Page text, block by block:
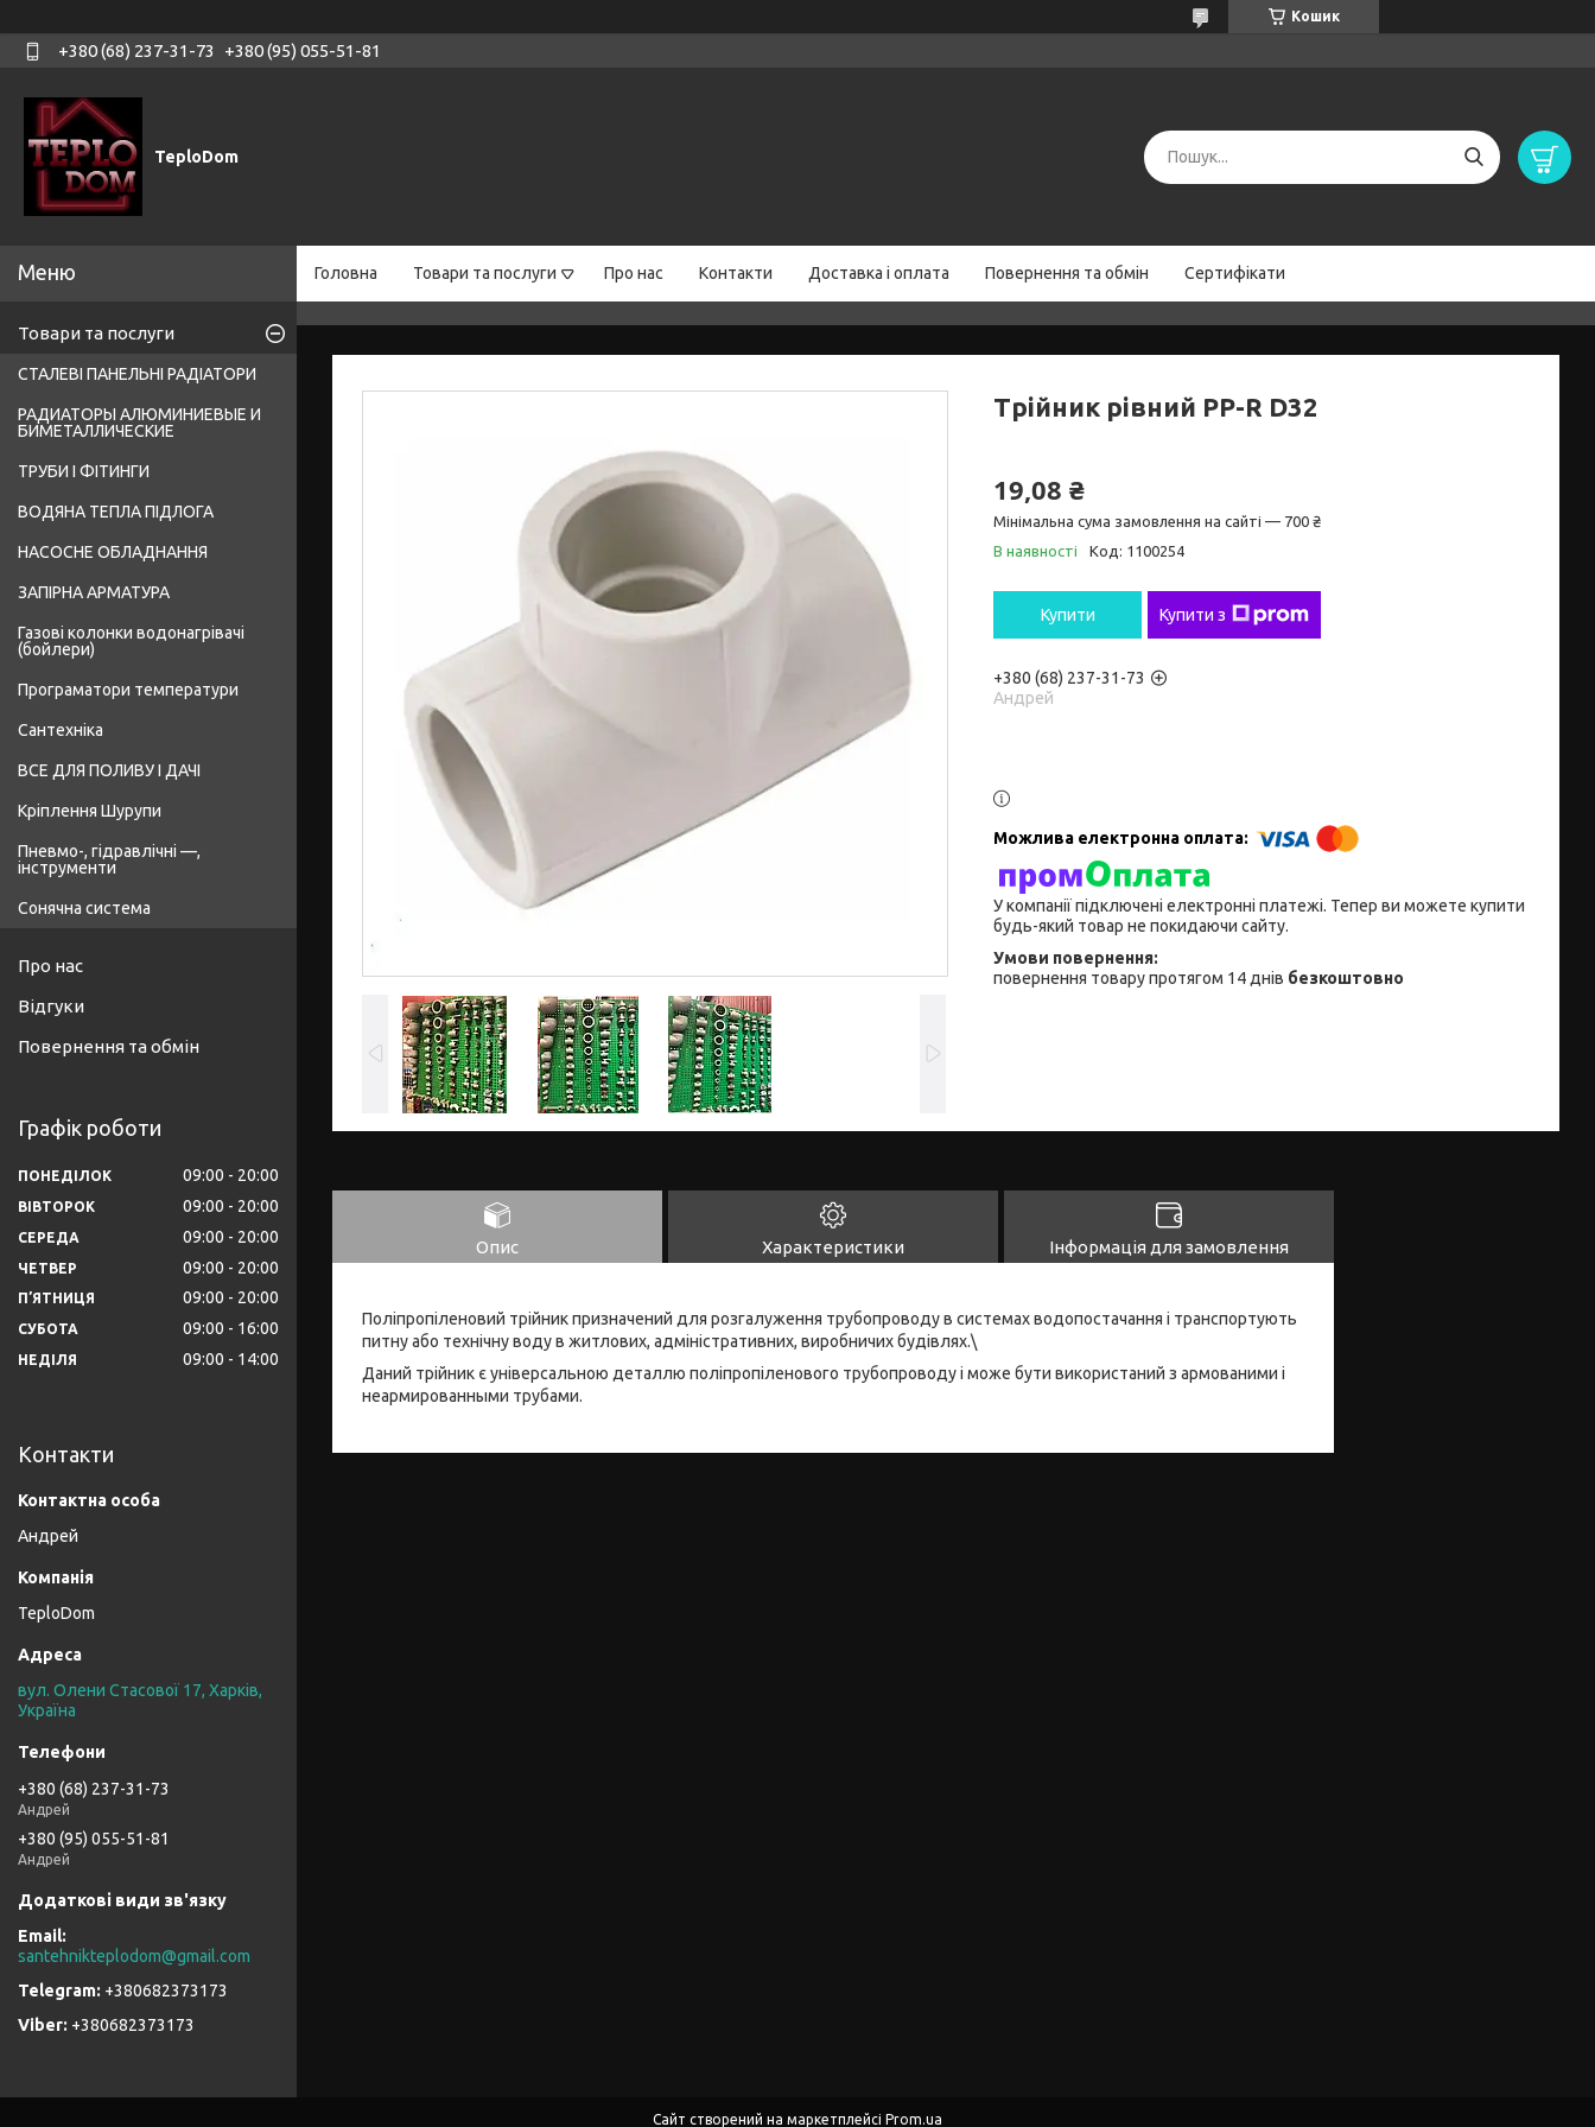
Кошик
+380 (68) 237-31-73 +380 (95) 055-51-81
TeploDom
Головна Товари та послуги Про нас Контакти Доставка і оплата Повернення та обмін Сертифікати
Трійник рівний PP-R D32
19,08 ₴
Мінімальна сума замовлення на сайті — 700 ₴
В наявності
Код: 1100254
Купити Купити з
+380 (68) 237-31-73
Андрей
У компанії підключені електронні платежі. Тепер ви можете купити
будь-який товар не покидаючи сайту.
повернення товару протягом 14 днів безкоштовно
Опис Характеристики Інформація для замовлення
Поліпропіленовий трійник призначений для розгалуження трубопроводу в системах водопостачання і транспортують
питну або технічну воду в житлових, адміністративних, виробничих будівлях.\
Даний трійник є універсальною деталлю поліпропіленового трубопроводу і може бути використаний з армованими і
неармированными трубами.
Товари та послуги
СТАЛЕВІ ПАНЕЛЬНІ РАДІАТОРИ
РАДИАТОРЫ АЛЮМИНИЕВЫЕ И
БИМЕТАЛЛИЧЕСКИЕ
ТРУБИ І ФІТИНГИ
ВОДЯНА ТЕПЛА ПІДЛОГА
НАСОСНЕ ОБЛАДНАННЯ
ЗАПІРНА АРМАТУРА
Газові колонки водонагрівачі
(бойлери)
Програматори температури
Сантехніка
ВСЕ ДЛЯ ПОЛИВУ І ДАЧІ
Кріплення Шурупи
Пневмо-, гідравлічні —,
інструменти
Сонячна система
Про нас
Відгуки
Повернення та обмін
Графік роботи
ПОНЕДІЛОК 09:00 20:00
ВІВТОРОК 09:00 20:00
СЕРЕДА 09:00 20:00
ЧЕТВЕР 09:00 20:00
ПʼЯТНИЦЯ 09:00 20:00
СУБОТА 09:00 16:00
НЕДІЛЯ 09:00 14:00
Контакти
Андрей
TeploDom
вул. Олени Стасової 17, Харків,
Україна
+380 (68) 237-31-73
Андрей
+380 (95) 055-51-81
Андрей
santehnikteplodom@gmail.com
+380682373173
+380682373173
Сайт створений на маркетплейсі Prom.ua